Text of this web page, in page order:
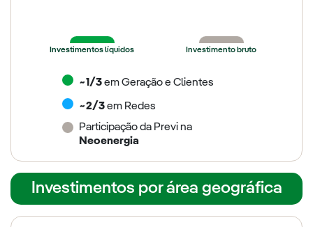
~14
~36
Investimentos líquidos
~2
~56
Investimento bruto
~1/3em Geração e Clientes
~2/3em Redes
Participação da Previ na
Neoenergia
Investimentos por área geográfica